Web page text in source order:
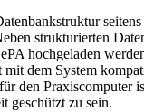
strukturierten
hochgeladen
dem System
den Praxiscomputer
geschützt zu sein.